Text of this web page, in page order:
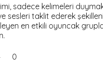
sadece kelimeleri
sesleri taklit ederek
en etkili oyuncak
0